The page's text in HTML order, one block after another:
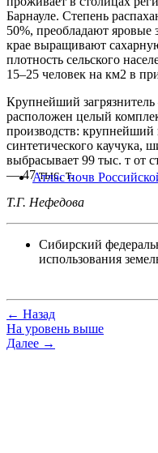
Атлас почв
Барнауле. Степень
50%, преобладают яровые
крае выращивают
плотность сельского
15–25 человек на км2 в
Крупнейший
расположен целый
производств: крупнейший
синтетического каучука,
выбрасывает 99 тыс. т от
— 47 тыс. т.
Т.Г. Нефедова
Сибирский
использования
← Назад
На уровень выше
Далее →